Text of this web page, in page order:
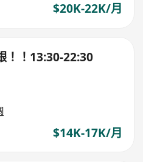
$20K-22K/月
！！13:30-22:30
$14K-17K/月